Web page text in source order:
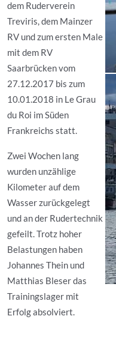
dem Ruderverein
Treviris, dem Mainzer
RV und zum ersten Male
mit dem RV
Saarbrücken vom
27.12.2017 bis zum
10.01.2018 in Le Grau
du Roi im Süden
Frankreichs statt.
Zwei Wochen lang
wurden unzählige
Kilometer auf dem
Wasser zurückgelegt
und an der Rudertechnik
gefeilt. Trotz hoher
Belastungen haben
Johannes Thein und
Matthias Bleser das
Trainingslager mit
Erfolg absolviert.